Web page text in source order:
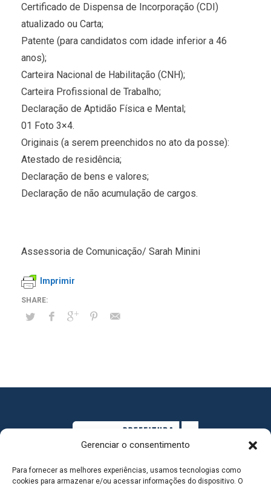
Gerenciar o consentimento
Para fornecer as melhores experiências, usamos tecnologias como
cookies para armazenar e/ou acessar informações do dispositivo. O
Certificado de Dispensa de Incorporação (CDI)
atualizado ou Carta;
Patente (para candidatos com idade inferior a 46
anos);
Carteira Nacional de Habilitação (CNH);
Carteira Profissional de Trabalho;
Declaração de Aptidão Física e Mental;
01 Foto 3×4.
Originais (a serem preenchidos no ato da posse):
Atestado de residência;
Declaração de bens e valores;
Declaração de não acumulação de cargos.
Assessoria de Comunicação/ Sarah Minini
Imprimir